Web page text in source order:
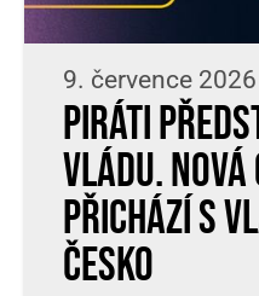
9. července
Piráti
vládu.
přichází s
Česko